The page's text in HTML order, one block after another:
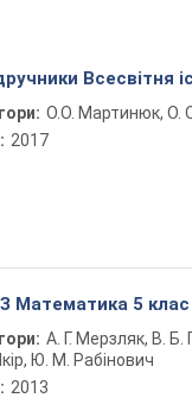
Всесвітня
О.О. Мартинюк, О.
2017
Математика 5 клас
А. Г. Мерзляк, В. Б.
Ю. М. Рабінович
2013